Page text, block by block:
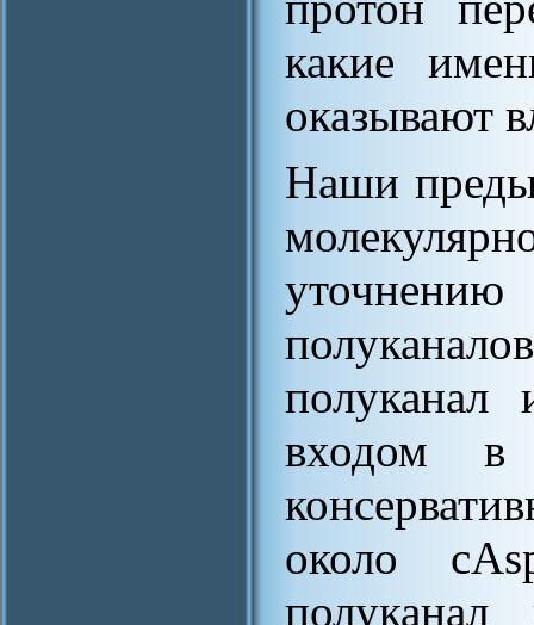
какие
оказывают
Наши
полуканал
входом
около
полуканал